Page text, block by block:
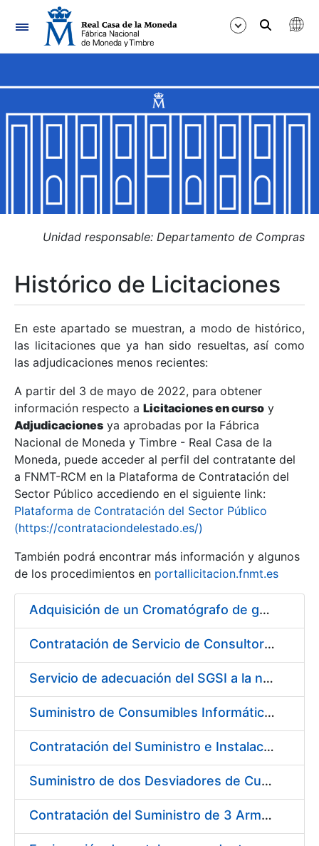
Navegación
Mostrar/Ocultar
Mostrar/Ocultar
Mostrar/Ocultar
Mostrar/Ocultar
Mostrar/Ocultar
Mostrar/Ocultar
Unidad responsable: Departamento de Compras
Histórico de Licitaciones
En este apartado se muestran, a modo de histórico,
las licitaciones que ya han sido resueltas, así como
las adjudicaciones menos recientes:
A partir del 3 de mayo de 2022, para obtener
información respecto a Licitaciones en curso y
Adjudicaciones ya aprobadas por la Fábrica
Nacional de Moneda y Timbre - Real Casa de la
Moneda, puede acceder al perfil del contratante del
a FNMT-RCM en la Plataforma de Contratación del
Sector Público accediendo en el siguiente link:
Plataforma de Contratación del Sector Público
(https://contrataciondelestado.es/)
También podrá encontrar más información y algunos
de los procedimientos en portallicitacion.fnmt.es
Adquisición de un Cromatógrafo de gases
Contratación de Servicio de Consultoría para Implantación por Fases de un Sistema de Gestión del Ciclo de Vida de las Aplicaciones en el Área de Desarrollo de CERES (Fase 1)
Servicio de adecuación del SGSI a la norma UNE-ISO/IEC 27001:2014
Suministro de Consumibles Informáticos (Cartuchos de Tinta y Tóner)
Contratación del Suministro e Instalación de una Impresora Industrial para papel en pliego y dato variable
Suministro de dos Desviadores de Cuerdas para la nueva Máquina de Papel de la Fábrica de Papel de Seguridad de Burgos
Contratación del Suministro de 3 Armarios Inteligentes para Gestión de Llaves